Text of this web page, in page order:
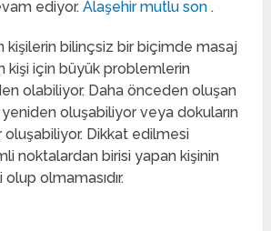
ediyor.Alaşehir mutlu son.
kişilerin bilinçsiz bir biçimde masaj
kişi için büyük problemlerin
olabiliyor. Daha önceden oluşan
yeniden oluşabiliyor veya dokuların
Dikkat edilmesi
noktalardan birisi yapan kişinin
olmamasıdır.